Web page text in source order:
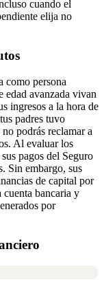
cuando el
elija no
como persona
edad avanzada vivan
ingresos a la hora de
padres tuvo
podrás reclamar a
Al evaluar los
pagos del Seguro
Sin embargo, sus
de capital por
cuenta bancaria y
por